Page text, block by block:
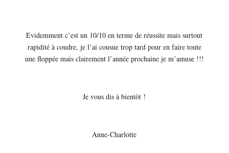
Evidemment c’est un 10/10 en terme de réussite mais surtout
rapidité à coudre, je l’ai cousue trop tard pour en faire toute
une floppée mais clairement l’année prochaine je m’amuse !!!
Je vous dis à bientôt !
Anne-Charlotte